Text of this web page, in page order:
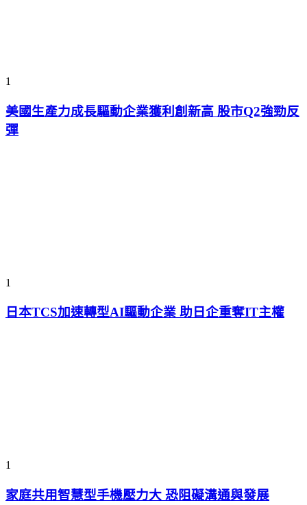
1
美國生產力成長驅動企業獲利創新高 股市Q2強勁反
彈
1
日本TCS加速轉型AI驅動企業 助日企重奪IT主權
1
家庭共用智慧型手機壓力大 恐阻礙溝通與發展